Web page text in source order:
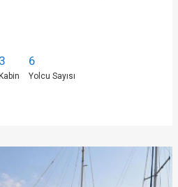
3
Kabin
6
Yolcu Sayısı